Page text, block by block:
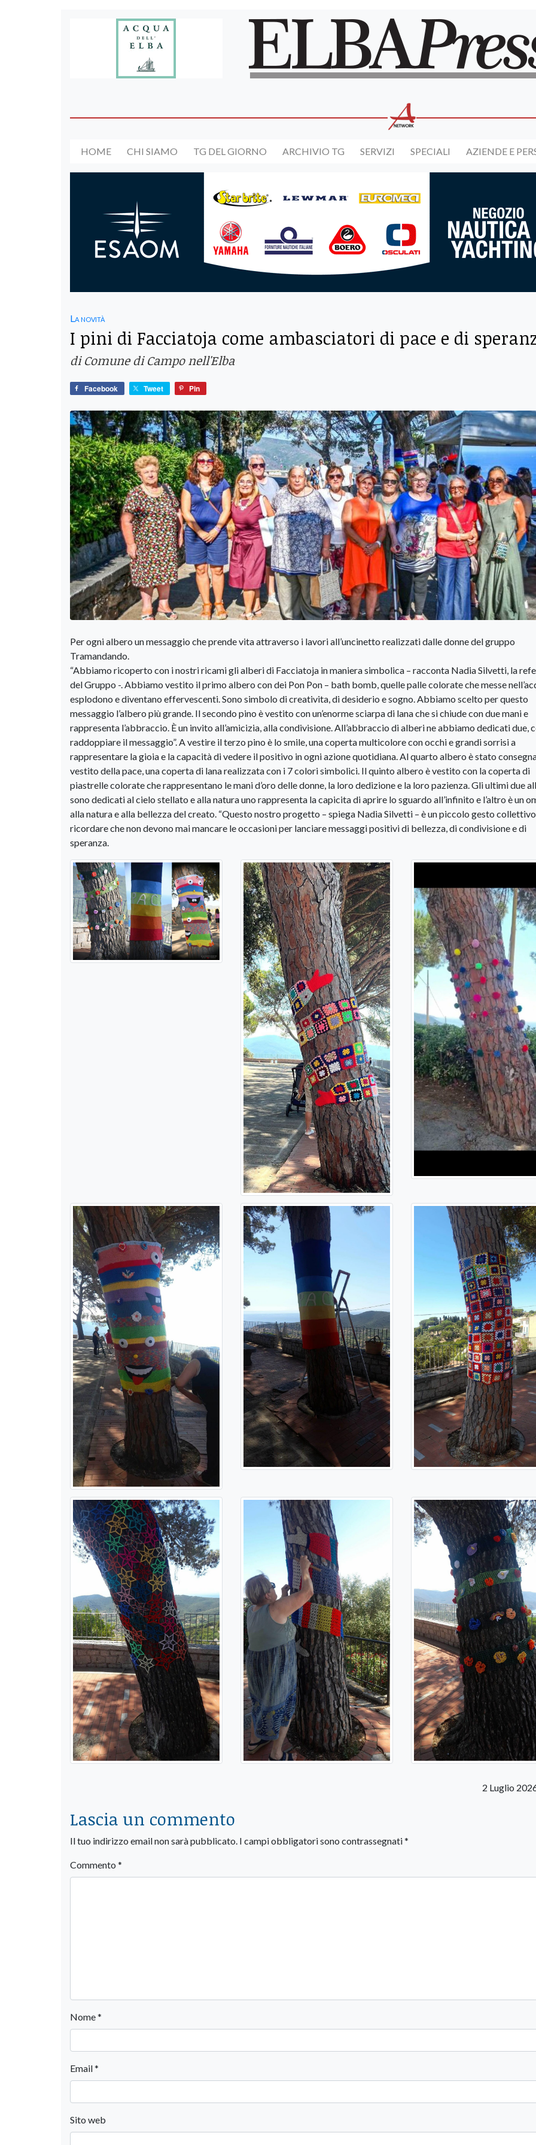
HOME CHI SIAMO TG DEL GIORNO ARCHIVIO TG SERVIZI SPECIALI AZIENDE E
La novità
I pini di Facciatoja come ambasciatori di pace e di
di Comune di Campo nell'Elba
Facebook Tweet Pin
Per ogni albero un messaggio che prende vita attraverso i lavori all’uncinetto realizzati dalle donne del gruppo
Tramandando.
“Abbiamo ricoperto con i nostri ricami gli alberi di Facciatoja in maniera simbolica – racconta Nadia Silvetti, la
del Gruppo -. Abbiamo vestito il primo albero con dei Pon Pon – bath bomb, quelle palle colorate che messe
esplodono e diventano effervescenti. Sono simbolo di creativita, di desiderio e sogno. Abbiamo scelto per questo
messaggio l’albero più grande. Il secondo pino è vestito con un’enorme sciarpa di lana che si chiude con due mani e
rappresenta l’abbraccio. È un invito all’amicizia, alla condivisione. All’abbraccio di alberi ne abbiamo dedicati due,
raddoppiare il messaggio”. A vestire il terzo pino è lo smile, una coperta multicolore con occhi e grandi sorrisi a
rappresentare la gioia e la capacità di vedere il positivo in ogni azione quotidiana. Al quarto albero è stato
vestito della pace, una coperta di lana realizzata con i 7 colori simbolici. Il quinto albero è vestito con la coperta di
piastrelle colorate che rappresentano le mani d’oro delle donne, la loro dedizione e la loro pazienza. Gli ultimi due
sono dedicati al cielo stellato e alla natura uno rappresenta la capicita di aprire lo sguardo all’infinito e l’altro è un
alla natura e alla bellezza del creato. “Questo nostro progetto – spiega Nadia Silvetti – è un piccolo gesto
ricordare che non devono mai mancare le occasioni per lanciare messaggi positivi di bellezza, di condivisione e di
speranza.
2 Luglio
Lascia un commento
Il tuo indirizzo email non sarà pubblicato. I campi obbligatori sono contrassegnati*
Commento *
Nome*
Email*
Sito web